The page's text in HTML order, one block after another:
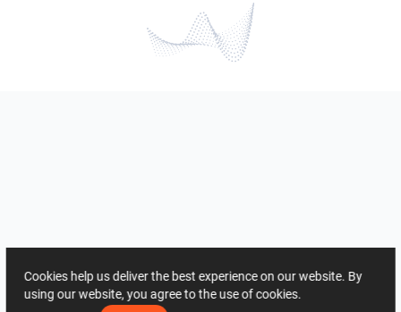
Cookies help us deliver the best experience on our website. By
using our website, you agree to the use of cookies.